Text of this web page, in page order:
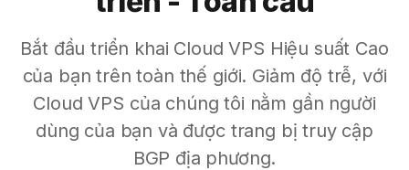
Bắt đầu triển khai Cloud VPS Hiệu suất Cao
của bạn trên toàn thế giới. Giảm độ trễ, với
Cloud VPS của chúng tôi nằm gần người
dùng của bạn và được trang bị truy cập
BGP địa phương.